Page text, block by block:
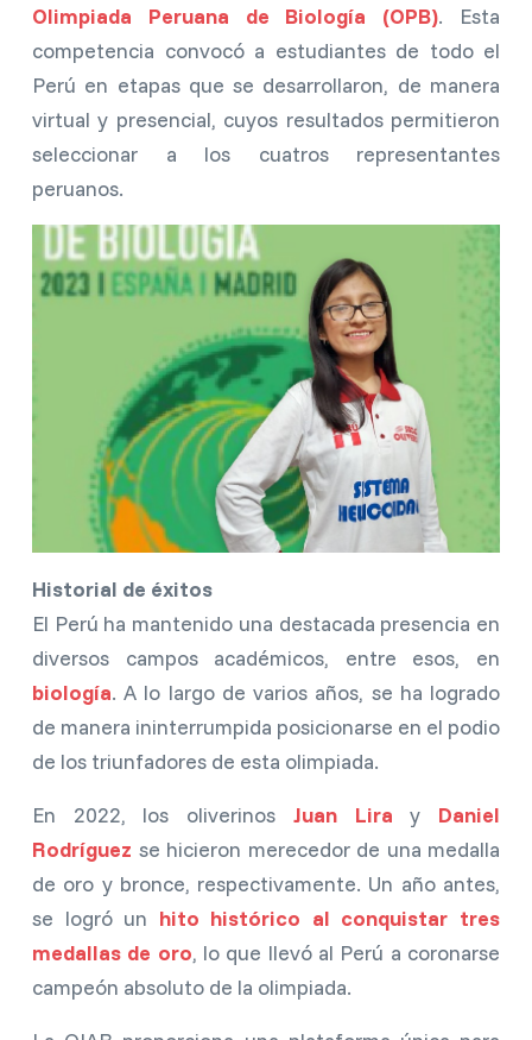
Olimpiada Peruana de Biología (OPB). Esta
competencia convocó a estudiantes de todo el
Perú en etapas que se desarrollaron, de manera
virtual y presencial, cuyos resultados permitieron
seleccionar a los cuatros representantes
peruanos.
Historial de éxitos
El Perú ha mantenido una destacada presencia en
diversos campos académicos, entre esos, en
biología. A lo largo de varios años, se ha logrado
de manera ininterrumpida posicionarse en el podio
de los triunfadores de esta olimpiada.
En 2022, los oliverinos Juan Lira y Daniel
Rodríguez se hicieron merecedor de una medalla
de oro y bronce, respectivamente. Un año antes,
se logró un hito histórico al conquistar tres
medallas de oro, lo que llevó al Perú a coronarse
campeón absoluto de la olimpiada.